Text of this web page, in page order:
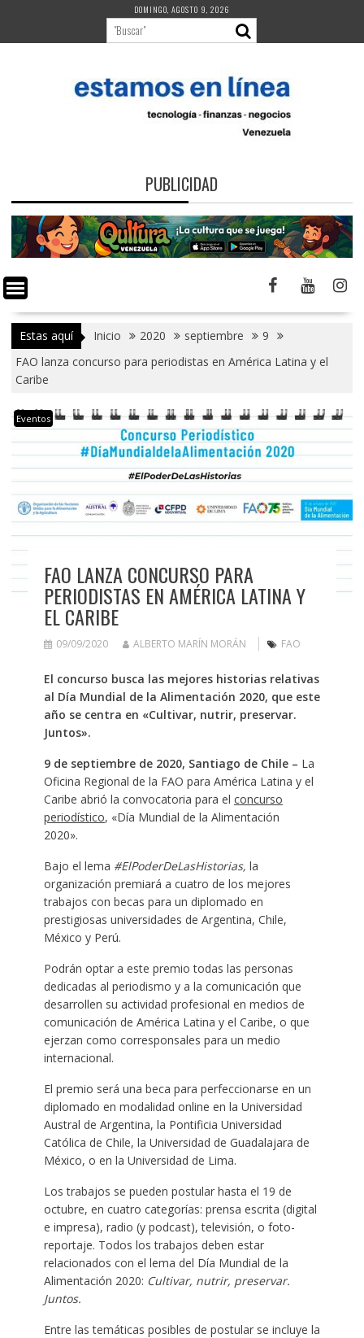
contenido
DOMINGO, AGOSTO 9, 2026
PUBLICIDAD
Estas aquí Inicio 2020 septiembre
9
FAO lanza concurso para periodistas en América Latina y el
Caribe
Eventos
FAO LANZA CONCURSO PARA
PERIODISTAS EN AMÉRICA LATINA Y
EL CARIBE
09/09/2020 ALBERTO MARÍN MORÁN FAO
El concurso busca las mejores historias relativas
al Día Mundial de la Alimentación 2020, que este
año se centra en «Cultivar, nutrir, preservar.
Juntos».
9 de septiembre de 2020, Santiago de Chile – La
Oficina Regional de la FAO para América Latina y el
Caribe abrió la convocatoria para el concurso
periodístico, «Día Mundial de la Alimentación
2020».
Bajo el lema #ElPoderDeLasHistorias, la
organización premiará a cuatro de los mejores
trabajos con becas para un diplomado en
prestigiosas universidades de Argentina, Chile,
México y Perú.
Podrán optar a este premio todas las personas
dedicadas al periodismo y a la comunicación que
desarrollen su actividad profesional en medios de
comunicación de América Latina y el Caribe, o que
ejerzan como corresponsales para un medio
internacional.
El premio será una beca para perfeccionarse en un
diplomado en modalidad online en la Universidad
Austral de Argentina, la Pontificia Universidad
Católica de Chile, la Universidad de Guadalajara de
México, o en la Universidad de Lima.
Los trabajos se pueden postular hasta el 19 de
octubre, en cuatro categorías: prensa escrita (digital
e impresa), radio (y podcast), televisión, o foto-
reportaje. Todos los trabajos deben estar
relacionados con el lema del Día Mundial de la
Alimentación 2020: Cultivar, nutrir, preservar.
Juntos.
Entre las temáticas posibles de postular se incluye la